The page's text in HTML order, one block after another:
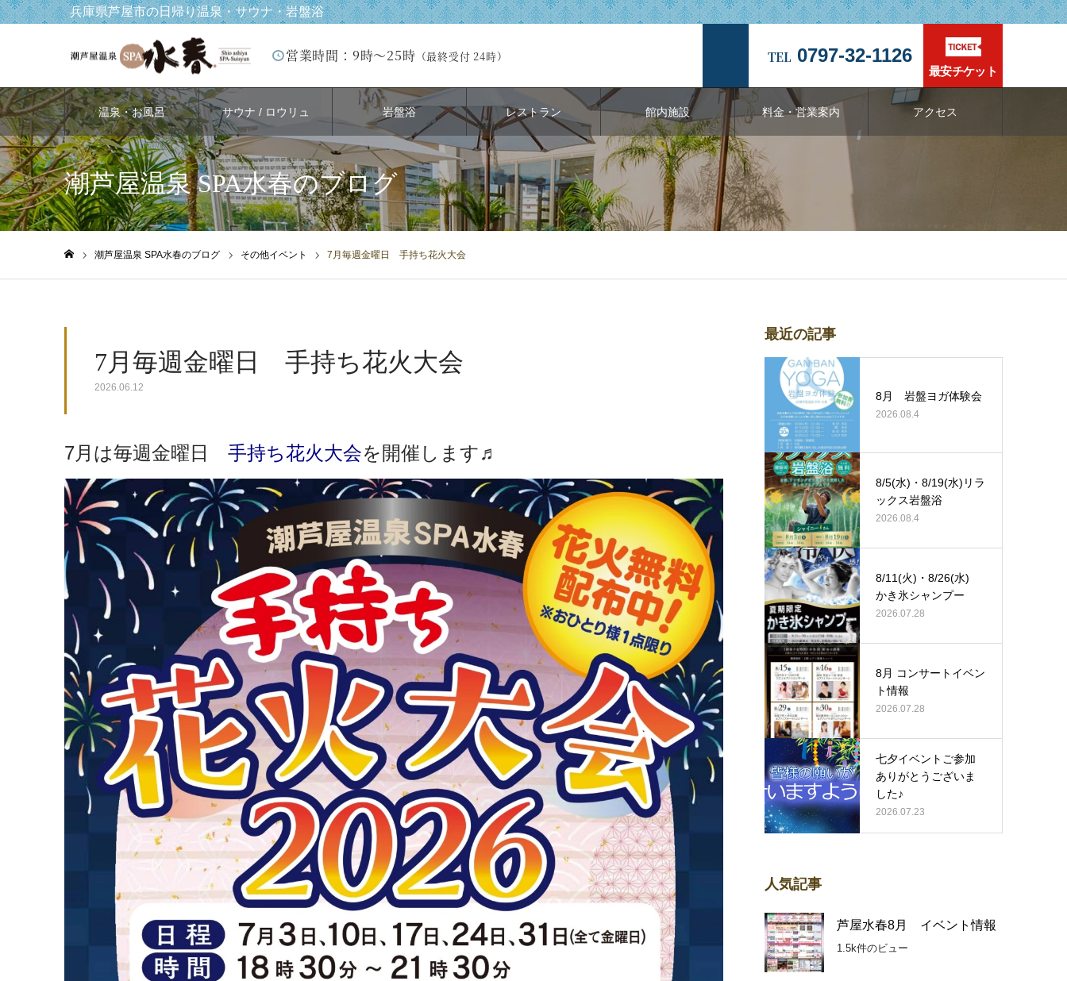
兵庫県芦屋市の日帰り温泉・サウナ・岩盤浴
営業時間：9時～25時 （最終受付 24時）
最安チケット
0797-32-1126
温泉・お風呂 サウナ / ロウリュ 岩盤浴 レストラン 館内施設 料金・営業案内 アクセス
潮芦屋温泉 SPA水春のブログ
潮芦屋温泉 SPA水春のブログ その他イベント 7月毎週金曜日 手持ち花火大会
7月毎週金曜日 手持ち花火大会
2026.06.12
7月は毎週金曜日 手持ち花火大会を開催します♬
最近の記事
8月 岩盤ヨガ体験会
2026.08.4
8/5(水)・8/19(水)リラ
ックス岩盤浴
2026.08.4
8/11(火)・8/26(水)
かき氷シャンプー
2026.07.28
8月 コンサートイベン
ト情報
2026.07.28
七夕イベントご参加
ありがとうございま
した♪
2026.07.23
人気記事
芦屋水春8月 イベント情報
1.5k件のビュー